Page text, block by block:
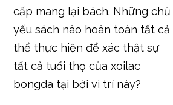
cấp mang lại bách. Những chủ
yếu sách nào hoàn toàn tất cả
thể thực hiện để xác thật sự
tất cả tuổi thọ của xoilac
bongda tại bởi vì trí này?